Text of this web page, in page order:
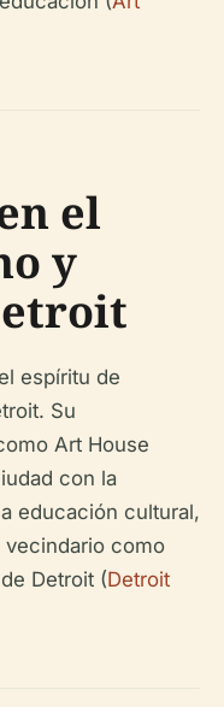
el
y
espíritu de
Su
Art House
con la
educación cultural,
vecindario como
Detroit (Detroit